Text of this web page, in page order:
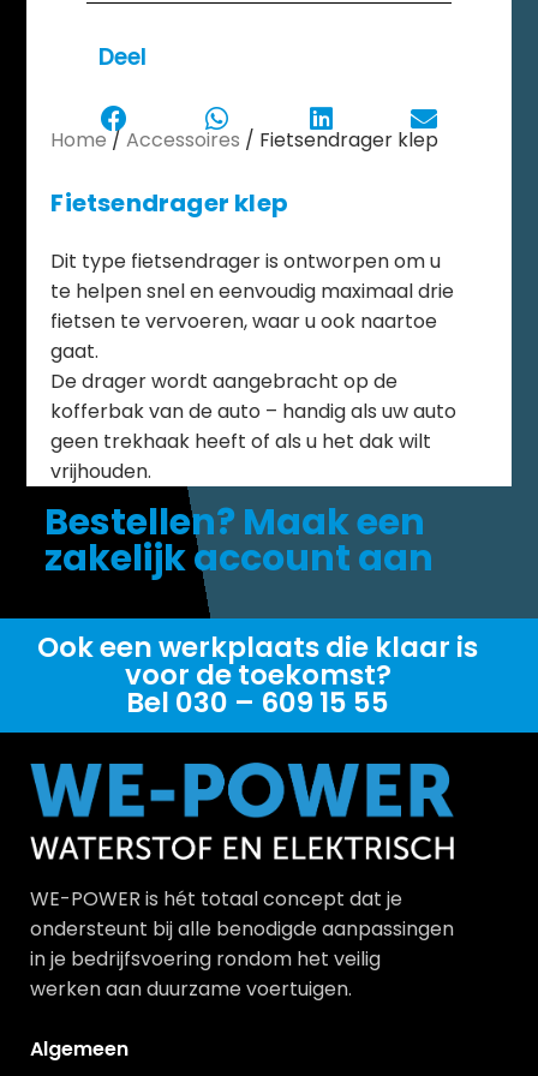
Home/Accessoires / Fietsendrager klep
Fietsendrager klep
Dit type fietsendrager is ontworpen om u
te helpen snel en eenvoudig maximaal drie
fietsen te vervoeren, waar u ook naartoe
gaat.
De drager wordt aangebracht op de
kofferbak van de auto – handig als uw auto
geen trekhaak heeft of als u het dak wilt
vrijhouden.
Deel
Bestellen? Maak een
zakelijk account aan
Ook een werkplaats die klaar is
voor de toekomst?
Bel 030 – 609 15 55
WE-POWER is hét totaal concept dat je
ondersteunt bij alle benodigde aanpassingen
in je bedrijfsvoering rondom het veilig
werken aan duurzame voertuigen.
Algemeen